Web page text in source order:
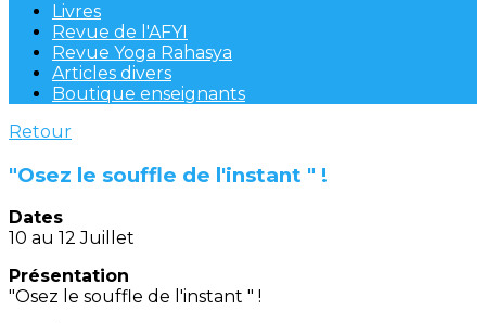
Livres
Revue de l'AFYI
Revue Yoga Rahasya
Articles divers
Boutique enseignants
Retour
"Osez le souffle de l'instant " !
Dates
10 au 12 Juillet
Présentation
"Osez le souffle de l'instant " !